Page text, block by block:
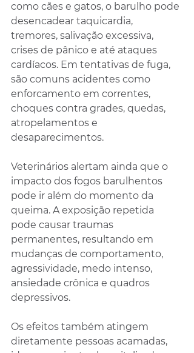
como cães e gatos, o barulho pode
desencadear taquicardia,
tremores, salivação excessiva,
crises de pânico e até ataques
cardíacos. Em tentativas de fuga,
são comuns acidentes como
enforcamento em correntes,
choques contra grades, quedas,
atropelamentos e
desaparecimentos.
Veterinários alertam ainda que o
impacto dos fogos barulhentos
pode ir além do momento da
queima. A exposição repetida
pode causar traumas
permanentes, resultando em
mudanças de comportamento,
agressividade, medo intenso,
ansiedade crônica e quadros
depressivos.
Os efeitos também atingem
diretamente pessoas acamadas,